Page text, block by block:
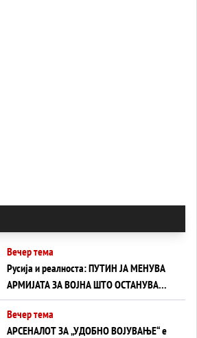
Вечер тема
Русија и реалноста: ПУТИН ЈА МЕНУВА
АРМИЈАТА ЗА ВОЈНА ШТО ОСТАНУВА
БЕЗ ФРОНТ
Вечер тема
АРСЕНАЛОТ ЗА „УДОБНО ВОЈУВАЊЕ“ е